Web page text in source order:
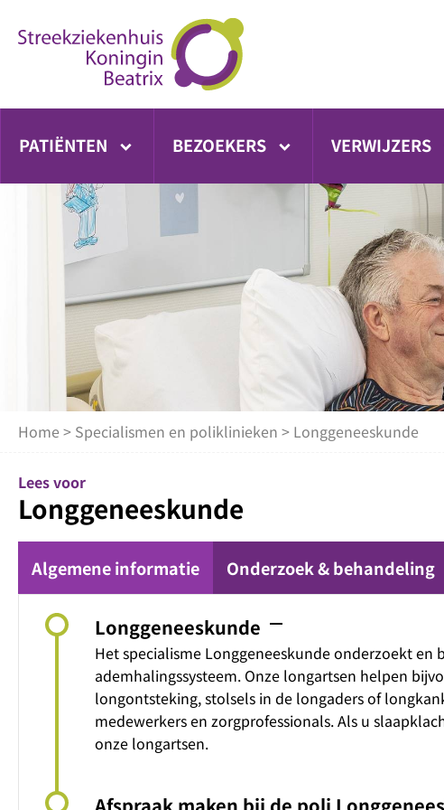
direct
PATIËNTEN BEZOEKERS VERWIJZERS
Home > Specialismen en poliklinieken > Longgeneeskunde
Lees voor
Longgeneeskunde
Algemene informatie Onderzoek & behandeling
Longgeneeskunde remove
Het specialisme Longgeneeskunde onderzoekt
ademhalingssysteem. Onze longartsen helpen
longontsteking, stolsels in de longaders of
medewerkers en zorgprofessionals. Als u
onze longartsen.